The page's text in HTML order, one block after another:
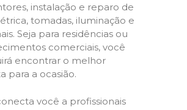
instalação e reparo de
tomadas, iluminação e
Seja para residências ou
comerciais, você
encontrar o melhor
para a ocasião.
você a profissionais